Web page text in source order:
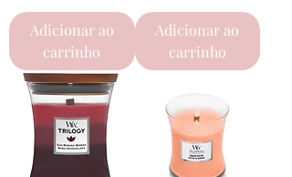
Adicionar ao
carrinho
Adicionar ao
carrinho